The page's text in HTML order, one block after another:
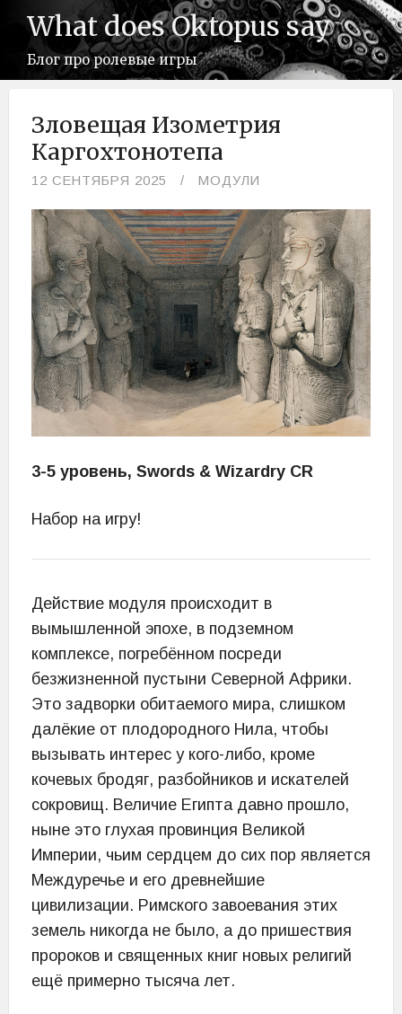
What does Oktopus say
Блог про ролевые игры
Зловещая Изометрия
Каргохтонотепа
12 СЕНТЯБРЯ 2025 МОДУЛИ
3-5 уровень, Swords & Wizardry CR
Набор на игру!
Действие модуля происходит в
вымышленной эпохе, в подземном
комплексе, погребённом посреди
безжизненной пустыни Северной Африки.
Это задворки обитаемого мира, слишком
далёкие от плодородного Нила, чтобы
вызывать интерес у кого-либо, кроме
кочевых бродяг, разбойников и искателей
сокровищ. Величие Египта давно прошло,
ныне это глухая провинция Великой
Империи, чьим сердцем до сих пор является
Междуречье и его древнейшие
цивилизации. Римского завоевания этих
земель никогда не было, а до пришествия
пророков и священных книг новых религий
ещё примерно тысяча лет.